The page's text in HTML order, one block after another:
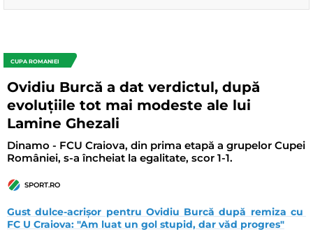
CUPA ROMANIEI
Ovidiu Burcă a dat verdictul, după
evoluțiile tot mai modeste ale lui
Lamine Ghezali
Dinamo - FCU Craiova, din prima etapă a grupelor Cupei
României, s-a încheiat la egalitate, scor 1-1.
SPORT.RO
Gust dulce-acrișor pentru Ovidiu Burcă după remiza cu
FC U Craiova: "Am luat un gol stupid, dar văd progres"